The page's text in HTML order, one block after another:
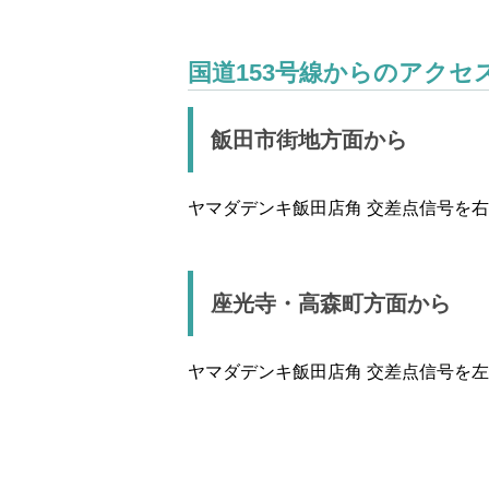
国道153号線からのアクセ
飯田市街地方面から
ヤマダデンキ飯田店角 交差点信号を
座光寺・高森町方面から
ヤマダデンキ飯田店角 交差点信号を